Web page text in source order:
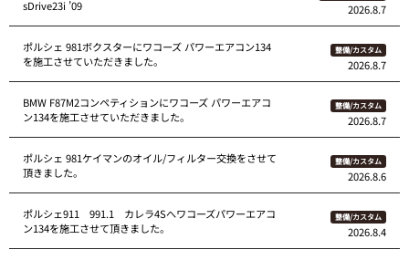
sDrive23i ’09
2026.8.7
ポルシェ 981ボクスターにワコーズ パワーエアコン134
を施工させていただきました。
整備/カスタム
2026.8.7
BMW F87M2コンペティションにワコーズ パワーエアコ
ン134を施工させていただきました。
整備/カスタム
2026.8.7
ポルシェ 981ケイマンのオイル/フィルター交換をさせて
頂きました。
整備/カスタム
2026.8.6
ポルシェ911 991.1 カレラ4Sへワコーズパワーエアコ
ン134を施工させて頂きました。
整備/カスタム
2026.8.4